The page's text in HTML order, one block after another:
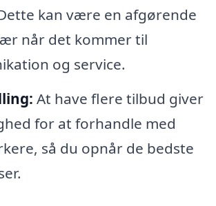
kan være en afgørende
når det kommer til
og service.
At have flere tilbud giver
for at forhandle med
så du opnår de bedste